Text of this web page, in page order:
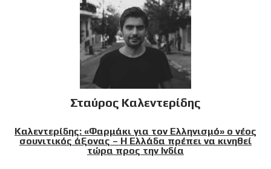
Σταύρος Καλεντερίδης
Καλεντερίδης: «Φαρμάκι για τον Ελληνισμό» ο νέος
σουνιτικός άξονας – Η Ελλάδα πρέπει να κινηθεί
τώρα προς την Ινδία